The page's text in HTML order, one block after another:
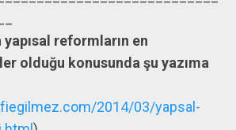
reformların en
olduğu konusunda şu yazıma
2014/03/yapsal-